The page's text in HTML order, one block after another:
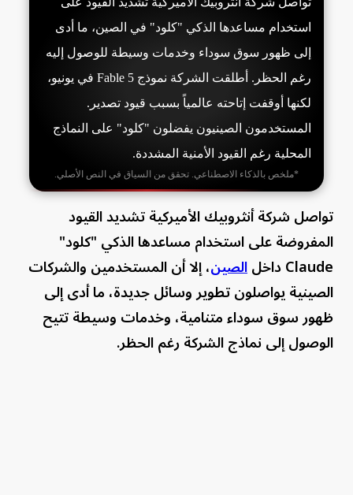
استخدام مساعدها الذكي "كلود" في الصين، ما أدى
إلى ظهور سوق سوداء وخدمات وسيطة للوصول إليه
رغم الحظر. أطلقت الشركة نموذج Fable 5 في يونيو،
لكنها أوقفت إتاحته عالمياً بسبب قيود تصدير.
المستخدمون الصينيون يفضلون "كلود" على النماذج
المحلية رغم القيود الأمنية المشددة.
*ملخص بالذكاء الاصطناعي. تحقق من السياق في النص الأصلي.
تواصل شركة أنثروبيك الأميركية تشديد القيود
المفروضة على استخدام مساعدها الذكي "كلود"
Claude داخل
الصين، إلا أن المستخدمين والشركات
الصينية يواصلون تطوير وسائل جديدة، ما أدى إلى
ظهور سوق سوداء متنامية، وخدمات وسيطة تتيح
الوصول إلى نماذج الشركة رغم الحظر.